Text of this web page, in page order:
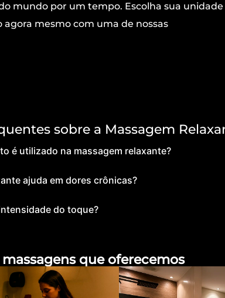
mundo por um tempo. Escolha sua unidade
agora mesmo com uma de nossas
sobre a Massagem
é utilizado na massagem relaxante?
ajuda em dores crônicas?
do toque?
que oferecemos